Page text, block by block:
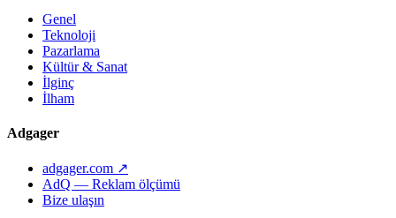
Genel
Teknoloji
Pazarlama
Kültür & Sanat
İlginç
İlham
Adgager
adgager.com ↗
AdQ — Reklam ölçümü
Bize ulaşın